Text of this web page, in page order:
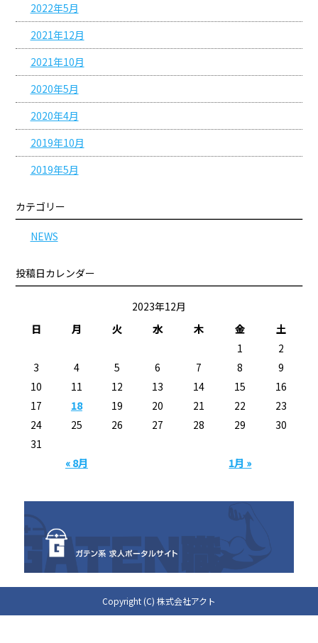
2022年5月
2021年12月
2021年10月
2020年5月
2020年4月
2019年10月
2019年5月
カテゴリー
NEWS
投稿日カレンダー
2023年12月
日
月 火 水 木 金 土
« 8月 1月 »
1
2
3
4 5 6 7 8
9
10
11 12 13 14 15
16
17
18 19 20 21 22
23
24
25 26 27 28 29
30
31
Copyright (C) 株式会社アクト